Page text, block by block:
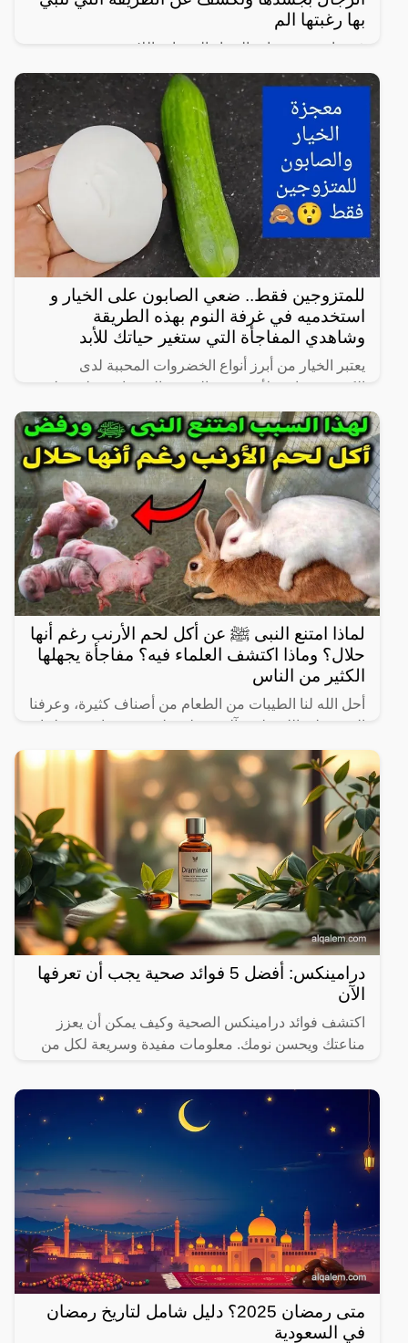
بها رغبتها الم
في واحدة من نوادر النساء العربيات اللاتي يعشن شهوة
مفرطة في الرغبة بالعلاقة الجنسية، سواءً ضمن علاقة
زوجية مشروعة أو علاقة محرمة مع الرجال، ففي هذا
المقال
للمتزوجين فقط.. ضعي الصابون على الخيار و
استخدميه في غرفة النوم بهذه الطريقة
وشاهدي المفاجأة التي ستغير حياتك للأبد
يعتبر الخيار من أبرز أنواع الخضروات المحببة لدى
الكثيرين، خاصة لأنه شبه خالي من السعرات وطعمه لذيذ
ومنعش، وله فوائد كثيرة لأنه غني بالفيتامينات والمعادن،
كما
لماذا امتنع النبى ﷺ عن أكل لحم الأرنب رغم أنها
حلال؟ وماذا اكتشف العلماء فيه؟ مفاجأة يجهلها
الكثير من الناس
أحل الله لنا الطيبات من الطعام من أصناف كثيرة، وعرفنا
النبي صلى الله عليه وآله وسـلم على بعض ما حرم علينا،
ولكن يثير البعض من حين لآخر بعض المعلومات الغير
درامينكس: أفضل 5 فوائد صحية يجب أن تعرفها
الآن
اكتشف فوائد درامينكس الصحية وكيف يمكن أن يعزز
مناعتك ويحسن نومك. معلومات مفيدة وسريعة لكل من
متى رمضان 2025؟ دليل شامل لتاريخ رمضان
في السعودية